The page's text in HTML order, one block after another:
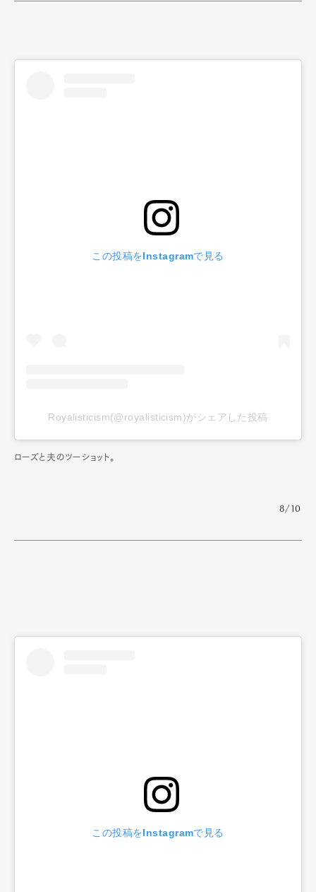
この投稿をInstagramで見る
Royalisticism(@royalisticism)がシェアした投稿
ローズと夫のツーショット。
8/10
この投稿をInstagramで見る